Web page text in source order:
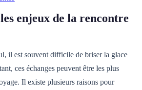
enjeux de la rencontre
il est souvent difficile de briser la glace
ces échanges peuvent être les plus
Il existe plusieurs raisons pour